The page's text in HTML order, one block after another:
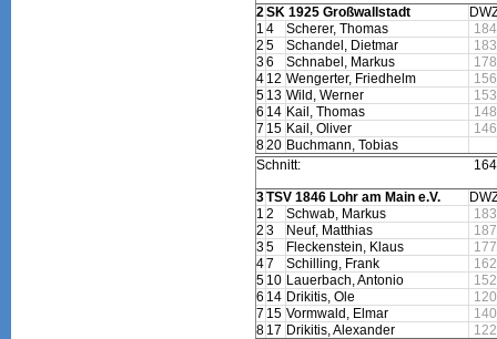
2 SK 1925 Großwallstadt
1 4 Scherer, Thomas
2 5 Schandel, Dietmar
36 Schnabel, Markus
4 12 Wengerter, Friedhelm
5 13 Wild, Werner
6 14 Kail, Thomas
7 15 Kail, Oliver
820 Buchmann, Tobias
Schnitt:
3TSV 1846 Lohr am Main e.V.
1 2 Schwab, Markus
2 3 Neuf, Matthias
35 Fleckenstein, Klaus
47 Schilling, Frank
5 10 Lauerbach, Antonio
6 14 Drikitis, Ole
7 15 Vormwald, Elmar
8 17 Drikitis, Alexander